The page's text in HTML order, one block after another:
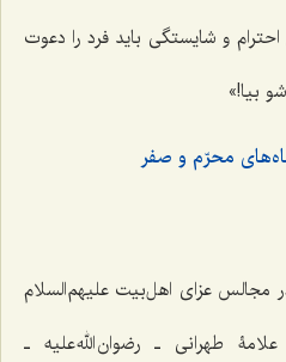
احترام و شایستگی باید فرد را دعوت
بیا!»
محرّم و صفر
عزای اهل‌بیت علیهم‌السلام
طهرانی ـ رضوان الله علیه ـ